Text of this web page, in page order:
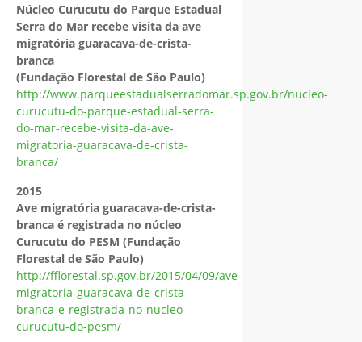
Núcleo Curucutu do Parque Estadual
Serra do Mar recebe visita da ave
migratória guaracava-de-crista-
branca
(Fundação Florestal de São Paulo)
http://www.parqueestadualserradomar.sp.gov.br/nucleo-
curucutu-do-parque-estadual-serra-
do-mar-recebe-visita-da-ave-
migratoria-guaracava-de-crista-
branca/
2015
Ave migratória guaracava-de-crista-
branca é registrada no núcleo
Curucutu do PESM (Fundação
Florestal de São Paulo)
http://fflorestal.sp.gov.br/2015/04/09/ave-
migratoria-guaracava-de-crista-
branca-e-registrada-no-nucleo-
curucutu-do-pesm/